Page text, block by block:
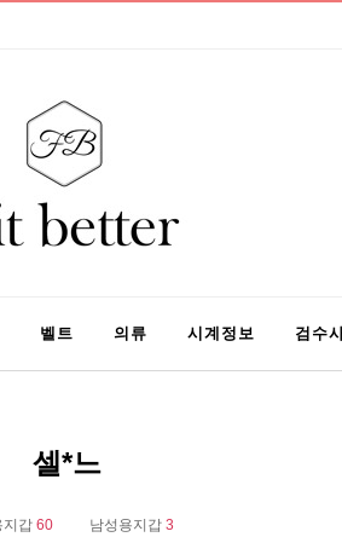
벨트 의류 시계정보 검수
셀*느
지갑 60 남성용지갑 3